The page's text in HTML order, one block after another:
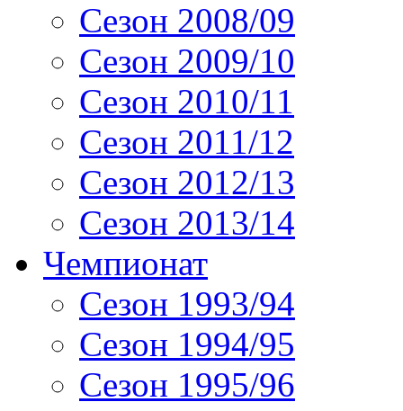
Сезон 2008/09
Сезон 2009/10
Сезон 2010/11
Сезон 2011/12
Сезон 2012/13
Сезон 2013/14
Чемпионат
Сезон 1993/94
Сезон 1994/95
Сезон 1995/96